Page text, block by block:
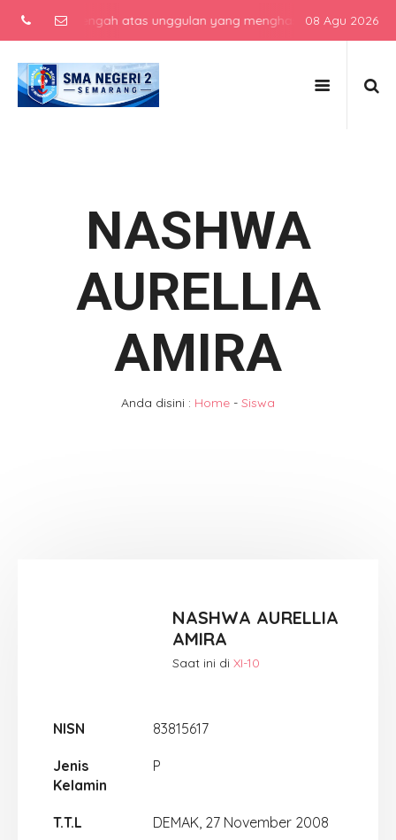
menengah atas unggulan yang menghasilkan lulusan
08 Agu 2026
NASHWA
AURELLIA
AMIRA
Anda disini : Home - Siswa
NASHWA AURELLIA
AMIRA
Saat ini diXI-10
NISN 83815617
Jenis
Kelamin
P
T.T.L DEMAK, 27 November 2008